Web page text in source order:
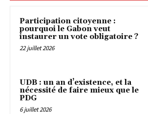
Participation citoyenne :
pourquoi le Gabon veut
instaurer un vote obligatoire ?
22 juillet 2026
UDB : un an d’existence, et la
nécessité de faire mieux que le
PDG
6 juillet 2026